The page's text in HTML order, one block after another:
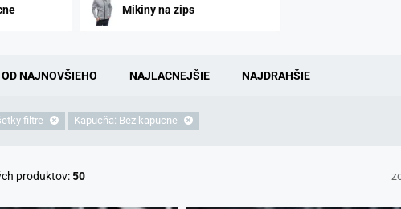
Mikiny na zips
OD NAJNOVŠIEHO NAJLACNEJŠIE NAJDRAHŠIE
filtre Kapucňa: Bez kapucne
produktov:50